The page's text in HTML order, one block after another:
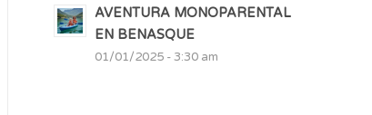
AVENTURA MONOPARENTAL
EN BENASQUE
01/01/2025 - 3:30 am